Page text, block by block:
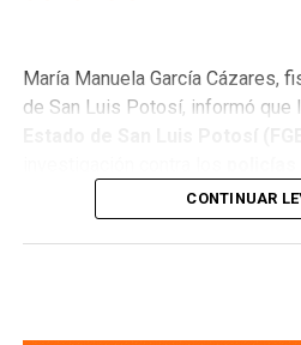
María Manuela García Cázares,
de San Luis Potosí, informó que
captados en cámara en un sitio
identificado comopunto de
CONTINUAR